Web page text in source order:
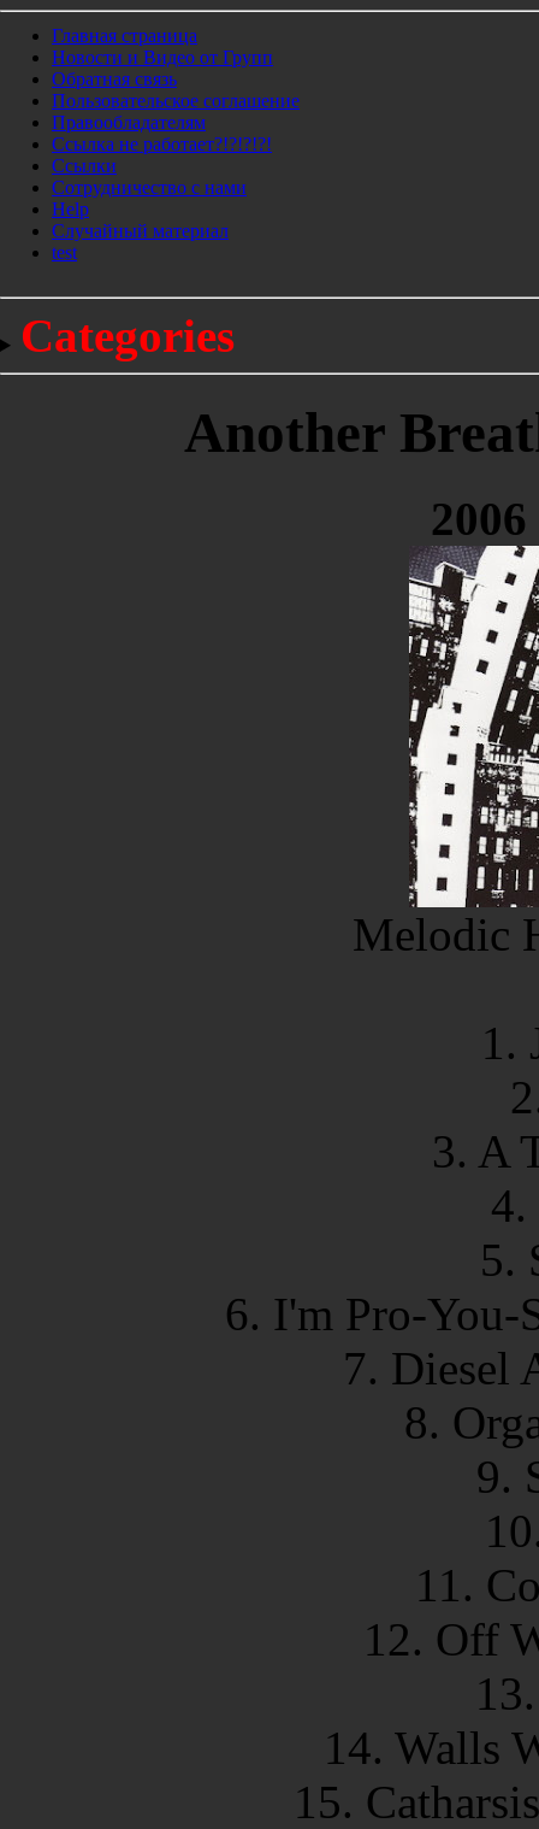
Главная страница
Новости и Видео от Групп
Обратная связь
Пользовательское соглашение
Правообладателям
Ссылка не работает?!?!?!?!
Ссылки
Сотрудничество с нами
Help
Cлучайный материал
test
Categories
Another
Melodic
1.
3. A
4.
5.
6. I'm Pro-You-
7. Diesel
8.
9.
11.
12. Off
14. Walls
15.